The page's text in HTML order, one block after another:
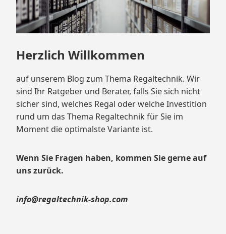
Herzlich Willkommen
auf unserem Blog zum Thema Regaltechnik. Wir
sind Ihr Ratgeber und Berater, falls Sie sich nicht
sicher sind, welches Regal oder welche Investition
rund um das Thema Regaltechnik für Sie im
Moment die optimalste Variante ist.
Wenn Sie Fragen haben, kommen Sie gerne auf
uns zurück.
info@regaltechnik-shop.com